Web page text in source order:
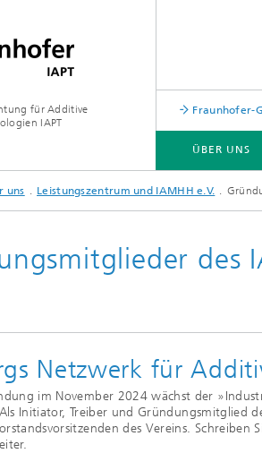
für Additive
IAPT
Fraunhofer-
ÜBER UNS
& BRANCHEN
uns Leistungszentrum und IAMHH e.V.
des
Netzwerk für
im November 2024 wächst der
Initiator, Treiber und Gründungsmitglied
des Vereins.